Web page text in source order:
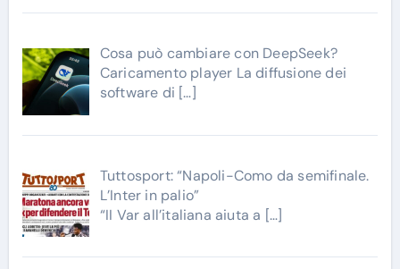
Cosa può cambiare con DeepSeek?
Caricamento player La diffusione dei
software di […]
Tuttosport: “Napoli-Como da semifinale.
L’Inter in palio”
“II Var all’italiana aiuta a […]